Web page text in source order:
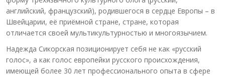
английский, французский), родившегося в сердце Европы – в
Швейцарии, её приёмной стране, стране, которая
отличается своей мультикультурностью и многоязычием.
Надежда Сикорская позиционирует себя не как «русский
голос», а как голос европейки русского происхождения,
имеющей более 30 лет профессионального опыта в сфере